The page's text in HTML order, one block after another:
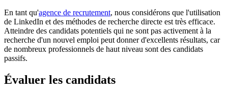
En tant qu'agence de recrutement, nous considérons que l'utilisation
de LinkedIn et des méthodes de recherche directe est très efficace.
Atteindre des candidats potentiels qui ne sont pas activement à la
recherche d'un nouvel emploi peut donner d'excellents résultats, car
de nombreux professionnels de haut niveau sont des candidats
passifs.
Évaluer les candidats